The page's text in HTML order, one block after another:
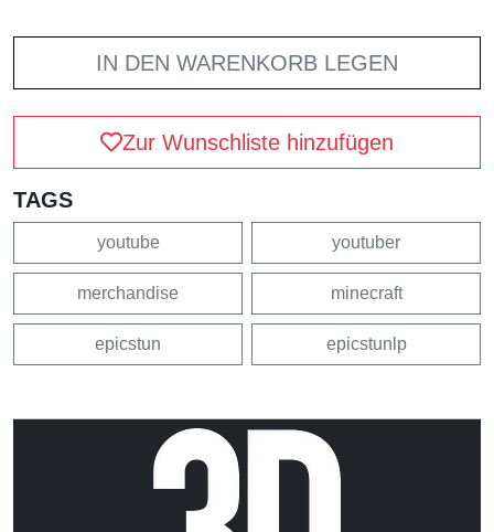
IN DEN WARENKORB LEGEN
Zur Wunschliste hinzufügen
TAGS
youtube youtuber
merchandise minecraft
epicstun epicstunlp